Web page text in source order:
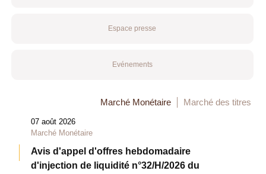
Espace presse
Evénements
Marché Monétaire Marché des titres
07 août 2026
Marché Monétaire
Avis d'appel d'offres hebdomadaire
d'injection de liquidité n°32/H/2026 du